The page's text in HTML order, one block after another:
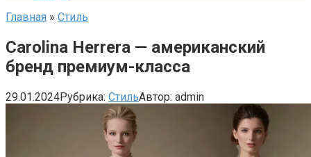
Главная » Стиль
Carolina Herrera — американский
бренд премиум-класса
29.01.2024Рубрика: СтильАвтор: admin